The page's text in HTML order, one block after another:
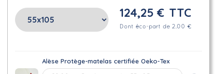
124,25 € TTC
Dont éco-part de 2.00 €
Alèse Protège-matelas certifiée Oeko-Tex